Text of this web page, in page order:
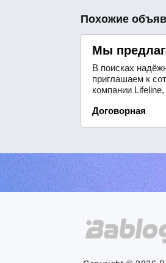
Похожие
Договорная
Мы
В поисках
приглашаем к
компании
начала работы:
выплат: мы
своевременные и
платежи —...